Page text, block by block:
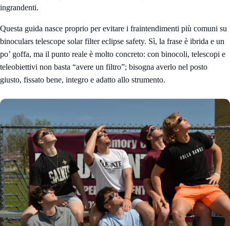
ingrandenti.
Questa guida nasce proprio per evitare i fraintendimenti più comuni su
binoculars telescope solar filter eclipse safety. Sì, la frase è ibrida e un
po’ goffa, ma il punto reale è molto concreto: con binocoli, telescopi e
teleobiettivi non basta “avere un filtro”; bisogna averlo nel posto
giusto, fissato bene, integro e adatto allo strumento.